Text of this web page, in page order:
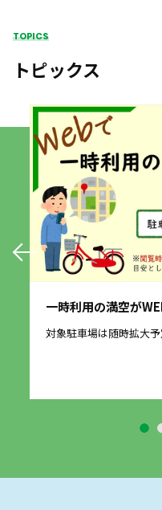
TOPICS
トピックス
一時利用の満空が
対象駐車場は随時拡大予